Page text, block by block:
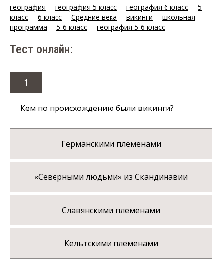
география география 5 класс география 6 класс
5
класс
6 класс Средние века викинги
школьная
программа
5-6 класс география 5-6 класс
Тест онлайн:
1
Кем по происхождению были викинги?
Германскими племенами
«Северными людьми» из Скандинавии
Славянскими племенами
Кельтскими племенами